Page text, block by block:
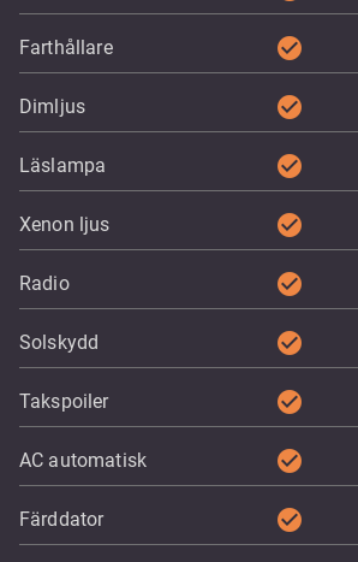
Farthållare check_circle
Dimljus check_circle
Läslampa check_circle
Xenon ljus check_circle
Radio check_circle
Solskydd check_circle
Takspoiler check_circle
AC automatisk check_circle
Färddator check_circle